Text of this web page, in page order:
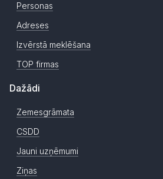
Personas
Adreses
Izvērstā meklēšana
TOP firmas
Dažādi
Zemesgrāmata
CSDD
Jauni uzņēmumi
Ziņas